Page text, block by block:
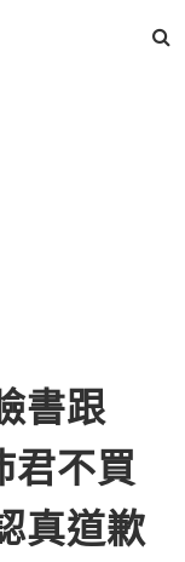
書跟
君不買
真道歉